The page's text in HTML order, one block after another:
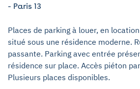
- Paris 13
Places de parking à louer, en
situé sous une résidence moderne.
passante. Parking avec entrée
résidence sur place. Accès piéton par
Plusieurs places disponibles.